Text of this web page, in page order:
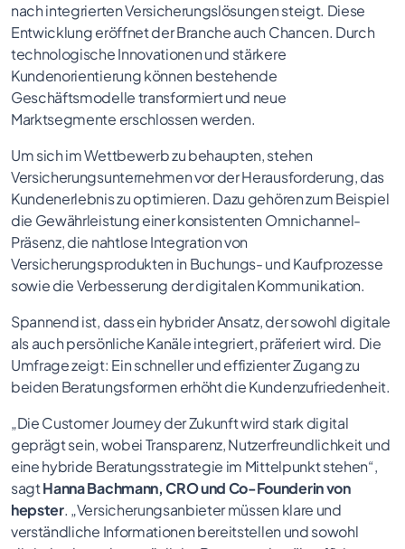
nach integrierten Versicherungslösungen steigt. Diese
Entwicklung eröffnet der Branche auch Chancen. Durch
technologische Innovationen und stärkere
Kundenorientierung können bestehende
Geschäftsmodelle transformiert und neue
Marktsegmente erschlossen werden.
Um sich im Wettbewerb zu behaupten, stehen
Versicherungsunternehmen vor der Herausforderung, das
Kundenerlebnis zu optimieren. Dazu gehören zum Beispiel
die Gewährleistung einer konsistenten Omnichannel-
Präsenz, die nahtlose Integration von
Versicherungsprodukten in Buchungs- und Kaufprozesse
sowie die Verbesserung der digitalen Kommunikation.
Spannend ist, dass ein hybrider Ansatz, der sowohl digitale
als auch persönliche Kanäle integriert, präferiert wird. Die
Umfrage zeigt: Ein schneller und effizienter Zugang zu
beiden Beratungsformen erhöht die Kundenzufriedenheit.
„Die Customer Journey der Zukunft wird stark digital
geprägt sein, wobei Transparenz, Nutzerfreundlichkeit und
eine hybride Beratungsstrategie im Mittelpunkt stehen“,
sagtHanna Bachmann, CRO und Co-Founderin von
hepster. „Versicherungsanbieter müssen klare und
verständliche Informationen bereitstellen und sowohl